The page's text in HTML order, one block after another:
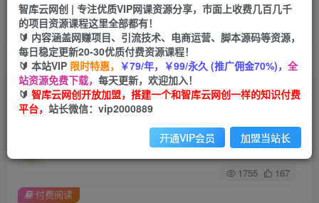
网赚网创 项目
365天稳定跟新
APP下载
GO
首页 创业课程 会员免费 正文
有道词典WOW社区项目，新人小白强力推荐，提
前布局，高速上升期，蓝海项目【揭秘】
关注 私信
1755 167
付费阅读
智库云网创 | 专注优质VIP网课资源分享，市面上收费几百几千
的项目资源课程这里全部都有！
🔰 内容涵盖网赚项目、引流技术、电商运营、脚本源码等资源，
每日稳定更新20-30优质付费资源课程！
🔰 本站VIP 限时特惠， ￥79/年，￥99/永久 (推广佣金70%)， 全
站资源免费下载， 每天更新，欢迎加入！
🔰 智库云网创开放加盟，搭建一个和智库云网创一样的知识付费
平台， 站长微信：vip2000889
开通VIP会员 加盟当站长